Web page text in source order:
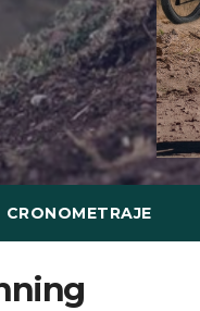
CRONOMETRAJE